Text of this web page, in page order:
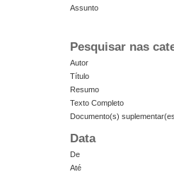
Assunto
Pesquisar nas
Autor
Título
Resumo
Texto Completo
Documento(s)
Data
De
Até